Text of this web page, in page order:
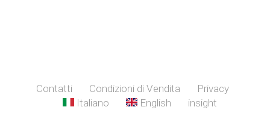
Contatti Condizioni di Vendita
Privacy
Italiano
English insight